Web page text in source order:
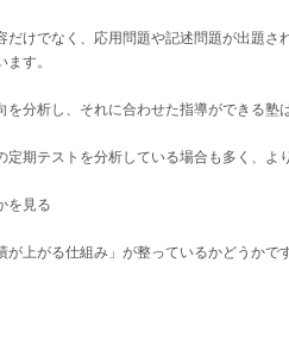
だけでなく、応用問題や記述問題が出題さ
す。
分析し、それに合わせた指導ができる塾
期テストを分析している場合も多く、よ
を見る
上がる仕組み」が整っているかどうかです